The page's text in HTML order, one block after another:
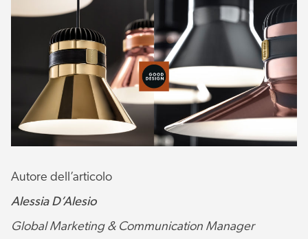
Autore dell’articolo
Alessia D’Alesio
Global Marketing & Communication Manager